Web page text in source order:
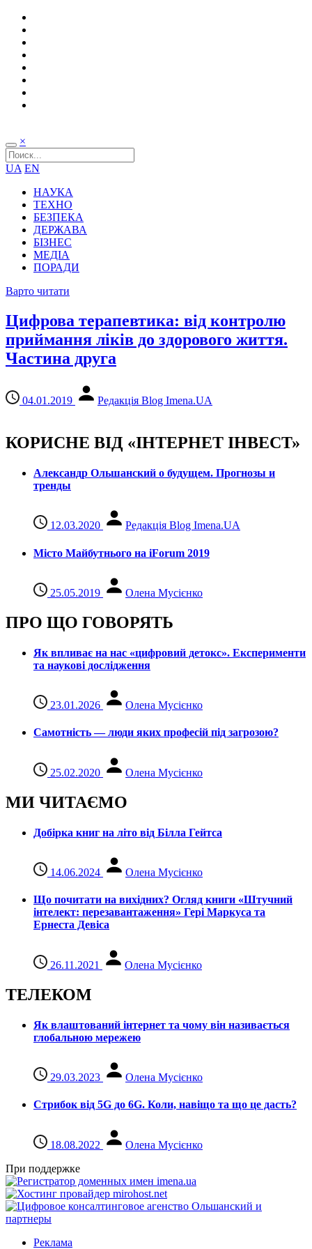
×
UA EN
НАУКА
ТЕХНО
БЕЗПЕКА
ДЕРЖАВА
БІЗНЕС
МЕДІА
ПОРАДИ
Варто читати
Цифрова терапевтика: від контролю
приймання ліків до здорового життя.
Частина друга
04.01.2019 Редакція Blog Imena.UA
КОРИСНЕ ВІД «ІНТЕРНЕТ ІНВЕСТ»
Александр Ольшанский о будущем. Прогнозы и
тренды
12.03.2020 Редакція Blog Imena.UA
Місто Майбутнього на iForum 2019
25.05.2019 Олена Мусієнко
ПРО ЩО ГОВОРЯТЬ
Як впливає на нас «цифровий детокс». Експерименти
та наукові дослідження
23.01.2026 Олена Мусієнко
Самотність — люди яких професій під загрозою?
25.02.2020 Олена Мусієнко
МИ ЧИТАЄМО
Добірка книг на літо від Білла Гейтса
14.06.2024 Олена Мусієнко
Що почитати на вихідних? Огляд книги «Штучний
інтелект: перезавантаження» Гері Маркуса та
Ернеста Девіса
26.11.2021 Олена Мусієнко
ТЕЛЕКОМ
Як влаштований інтернет та чому він називається
глобальною мережею
29.03.2023 Олена Мусієнко
Стрибок від 5G до 6G. Коли, навіщо та що це даcть?
18.08.2022
Олена Мусієнко
При поддержке
Реклама